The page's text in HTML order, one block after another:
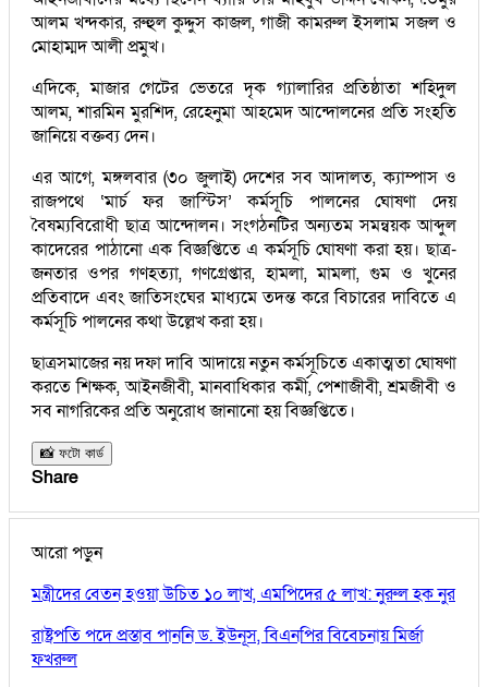
আলম খন্দকার, রুহুল কুদ্দুস কাজল, গাজী কামরুল ইসলাম সজল ও
মোহাম্মদ আলী প্রমুখ।
এদিকে, মাজার গেটের ভেতরে দৃক গ্যালারির প্রতিষ্ঠাতা শহিদুল
আলম, শারমিন মুরশিদ, রেহেনুমা আহমেদ আন্দোলনের প্রতি সংহতি
জানিয়ে বক্তব্য দেন।
এর আগে, মঙ্গলবার (৩০ জুলাই) দেশের সব আদালত, ক্যাম্পাস ও
রাজপথে ‘মার্চ ফর জাস্টিস’ কর্মসূচি পালনের ঘোষণা দেয়
বৈষম্যবিরোধী ছাত্র আন্দোলন। সংগঠনটির অন্যতম সমন্বয়ক আব্দুল
কাদেরের পাঠানো এক বিজ্ঞপ্তিতে এ কর্মসূচি ঘোষণা করা হয়। ছাত্র-
জনতার ওপর গণহত্যা, গণগ্রেপ্তার, হামলা, মামলা, গুম ও খুনের
প্রতিবাদে এবং জাতিসংঘের মাধ্যমে তদন্ত করে বিচারের দাবিতে এ
কর্মসূচি পালনের কথা উল্লেখ করা হয়।
ছাত্রসমাজের নয় দফা দাবি আদায়ে নতুন কর্মসূচিতে একাত্মতা ঘোষণা
করতে শিক্ষক, আইনজীবী, মানবাধিকার কর্মী, পেশাজীবী, শ্রমজীবী ও
সব নাগরিকের প্রতি অনুরোধ জানানো হয় বিজ্ঞপ্তিতে।
📸 ফটো কার্ড
Share
আরো পড়ুন
মন্ত্রীদের বেতন হওয়া উচিত ১০ লাখ, এমপিদের ৫ লাখ: নুরুল হক নুর
রাষ্ট্রপতি পদে প্রস্তাব পাননি ড. ইউনূস, বিএনপির বিবেচনায় মির্জা
ফখরুল